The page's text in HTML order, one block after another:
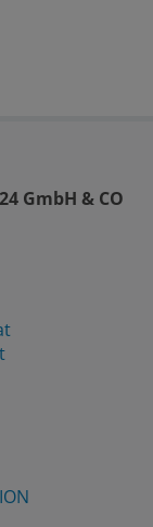
GmbH & CO